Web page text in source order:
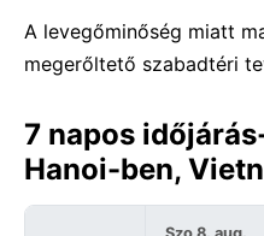
A levegőminőség miatt
megerőltető szabadtéri
7 napos
Hanoi-ben,
Szo 8. aug.